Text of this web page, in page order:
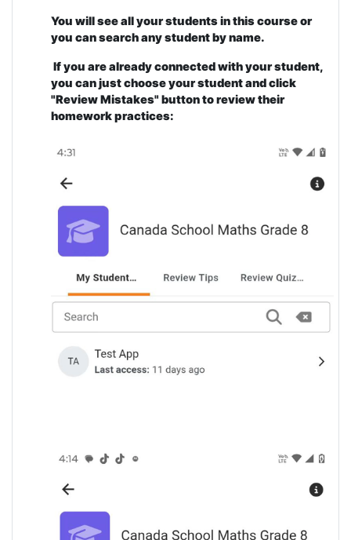
You will see all your students in this course or
you can search any student by name.
If you are already connected with your student,
you can just choose your student and click
"Review Mistakes" button to review their
homework practices: